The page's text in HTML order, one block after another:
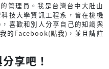
管理員。我是台灣台中大肚山
技大學資訊工程系，曾在桃機
喜歡和別人分享自己的知識與
的Facebook(點我) ，並且請註
享吧！